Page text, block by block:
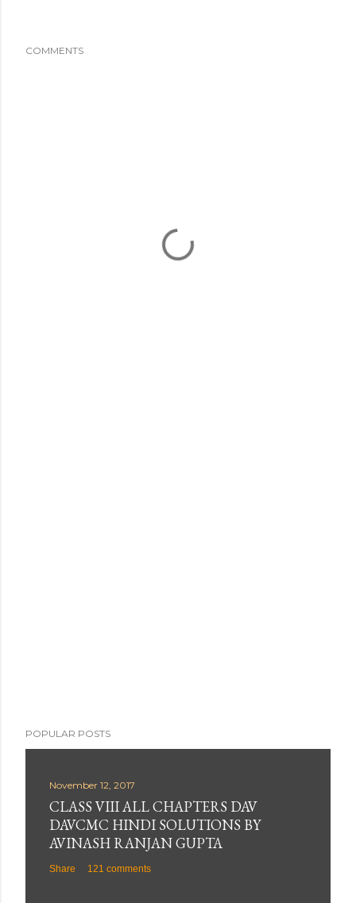
COMMENTS
POPULAR POSTS
November 12, 2017
CLASS VIII ALL CHAPTERS DAV
DAVCMC HINDI SOLUTIONS BY
AVINASH RANJAN GUPTA
Share 121 comments